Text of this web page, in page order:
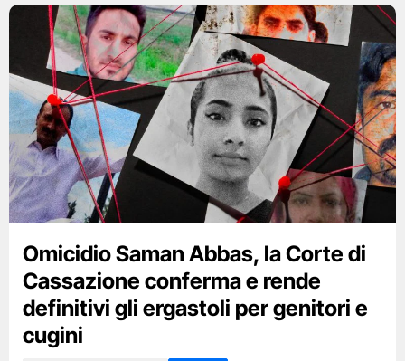
Omicidio Saman Abbas, la Corte di
Cassazione conferma e rende
definitivi gli ergastoli per genitori e
cugini